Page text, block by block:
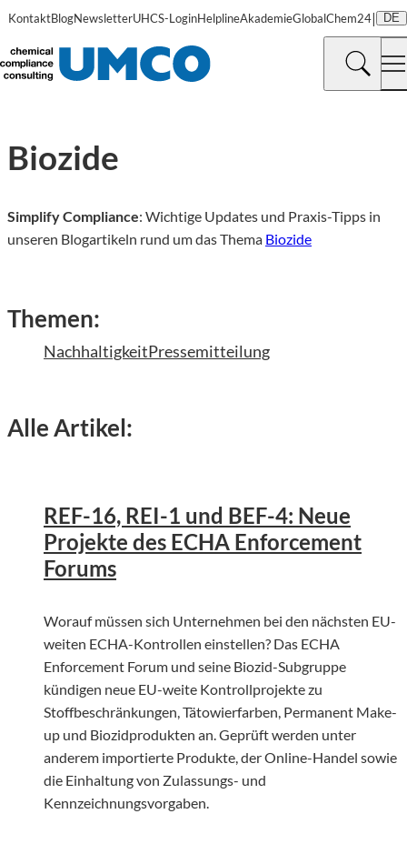
KontaktBlogNewsletterUHCS-LoginHelplineAkademieGlobalChem24| DE
Biozide
Simplify Compliance: Wichtige Updates und Praxis-Tipps in
unseren Blogartikeln rund um das Thema Biozide
Themen:
NachhaltigkeitPressemitteilung
Alle Artikel:
REF-16, REI-1 und BEF-4: Neue
Projekte des ECHA Enforcement
Forums
Worauf müssen sich Unternehmen bei den nächsten EU-
weiten ECHA-Kontrollen einstellen? Das ECHA
Enforcement Forum und seine Biozid-Subgruppe
kündigen neue EU-weite Kontrollprojekte zu
Stoffbeschränkungen, Tätowierfarben, Permanent Make-
up und Biozidprodukten an. Geprüft werden unter
anderem importierte Produkte, der Online-Handel sowie
die Einhaltung von Zulassungs- und
Kennzeichnungsvorgaben.